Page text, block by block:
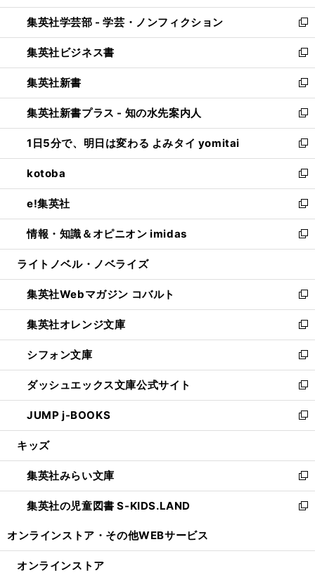
開
く
ウ
で
開
く
ン
ド
ウ
で
開
く
ウ
ィ
ン
ド
ウ
で
開
く
集英社学芸部 - 学芸・ノンフィクション
新
し
い
ウ
ィ
ン
ド
ウ
で
開
く
集英社ビジネス書
新
し
い
ウ
ィ
ン
ド
ウ
で
開
く
集英社新書
新
し
い
ウ
ィ
ン
ド
ウ
で
開
く
集英社新書プラス - 知の水先案内人
新
し
い
ウ
ィ
ン
ド
ウ
で
開
1日5分で、明日は変わる よみタイ yomitai
新
し
い
ウ
ィ
ン
ド
ウ
開
く
kotoba
新
し
い
ウ
ィ
ン
ウ
で
開
く
e!集英社
新
し
い
ウ
ン
ド
ウ
で
開
く
情報・知識＆オピニオン imidas
新
し
ウ
ィ
ン
ド
ウ
で
開
く
ライトノベル・ノベライズ
集英社Webマガジン コバルト
新
し
い
ウ
ィ
ン
ド
ウ
で
開
集英社オレンジ文庫
新
し
い
ウ
ィ
ン
ド
ウ
開
く
シフォン文庫
新
し
い
ウ
ィ
ン
ウ
で
開
く
ダッシュエックス文庫公式サイト
新
し
い
ウ
ン
ド
ウ
で
JUMP j-BOOKS
新
し
ウ
ィ
ン
ド
開
キッズ
集英社みらい文庫
新
し
い
ン
集英社の児童図書 S-KIDS.LAND
新
ウ
オンラインストア・ その他WEBサービス
オンラインストア